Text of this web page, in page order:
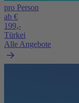
pro Person
ab €
199,-
Türkei
Alle Angebote